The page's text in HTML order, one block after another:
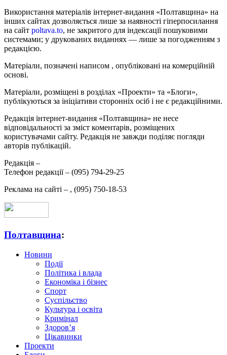
Використання матеріалів інтернет-видання «Полтавщина» на
інших сайтах дозволяється лише за наявності гіперпосилання
на сайт poltava.to, не закритого для індексації пошуковими
системами; у друкованих виданнях — лише за погодженням з
редакцією.
Матеріали, позначені написом , опубліковані на комерційній
основі.
Матеріали, розміщені в розділах «Проекти» та «Блоги»,
публікуються за ініціативи сторонніх осіб і не є редакційними.
Редакція інтернет-видання «Полтавщина» не несе
відповідальності за зміст коментарів, розміщених
користувачами сайту. Редакція не завжди поділяє погляди
авторів публікацій.
Редакція –
Телефон редакції – (095) 794-29-25
Реклама на сайті – , (095) 750-18-53
Полтавщина:
Новини
Події
Політика і влада
Економіка і бізнес
Спорт
Суспільство
Культура і освіта
Кримінал
Здоров’я
Цікавинки
Проекти